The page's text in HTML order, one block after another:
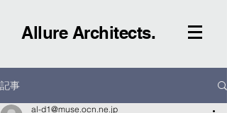
Allure Architects.
記事
al-d1@muse.ocn.ne.jp